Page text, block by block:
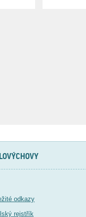
odkazy
rejstřík